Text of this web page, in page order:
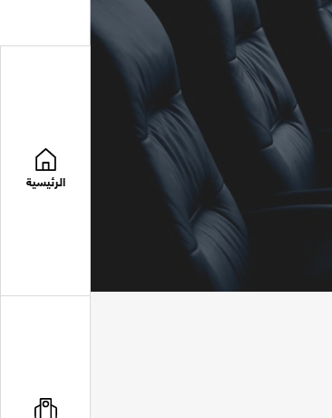
الرئيسية